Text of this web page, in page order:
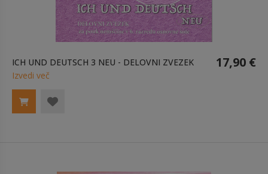
ICH UND DEUTSCH 3 NEU - DELOVNI ZVEZEK 17,90 €
Izvedi več